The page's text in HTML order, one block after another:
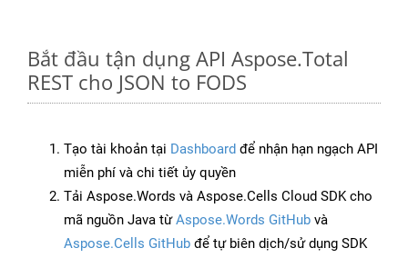
Bắt đầu tận dụng API Aspose.Total
REST cho JSON to FODS
Tạo tài khoản tại Dashboard để nhận hạn ngạch API
miễn phí và chi tiết ủy quyền
Tải Aspose.Words và Aspose.Cells Cloud SDK cho
mã nguồn Java từAspose.Words GitHub và
Aspose.Cells GitHub để tự biên dịch/sử dụng SDK